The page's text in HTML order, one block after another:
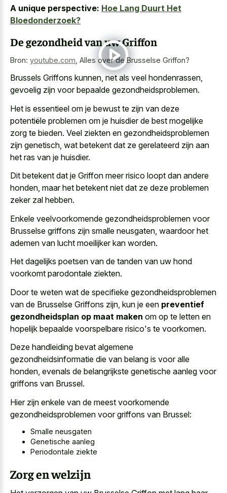
A unique perspective: Hoe Lang Duurt Het
Bloedonderzoek?
De gezondheid van uw Griffon
Bron: youtube.com Alles over de Brusselse Griffon?
Brussels Griffons kunnen, net als veel hondenrassen,
gevoelig zijn voor bepaalde gezondheidsproblemen.
Het is essentieel om je bewust te zijn van deze
potentiële problemen om je huisdier de best mogelijke
zorg te bieden. Veel ziekten en gezondheidsproblemen
zijn genetisch, wat betekent dat ze gerelateerd zijn aan
het ras van je huisdier.
Dit betekent dat je Griffon meer risico loopt dan andere
honden, maar het betekent niet dat ze deze problemen
zeker zal hebben.
Enkele veelvoorkomende gezondheidsproblemen voor
Brusselse griffons zijn smalle neusgaten, waardoor het
ademen van lucht moeilijker kan worden.
Het dagelijks poetsen van de tanden van uw hond
voorkomt parodontale ziekten.
Door te weten wat de specifieke gezondheidsproblemen
van de Brusselse Griffons zijn, kun je een preventief
gezondheidsplan op maat maken om op te letten en
hopelijk bepaalde voorspelbare risico's te voorkomen.
Deze handleiding bevat algemene
gezondheidsinformatie die van belang is voor alle
honden, evenals de belangrijkste genetische aanleg voor
griffons van Brussel.
Hier zijn enkele van de meest voorkomende
gezondheidsproblemen voor griffons van Brussel:
Smalle neusgaten
Genetische aanleg
Periodontale ziekte
Zorg en welzijn